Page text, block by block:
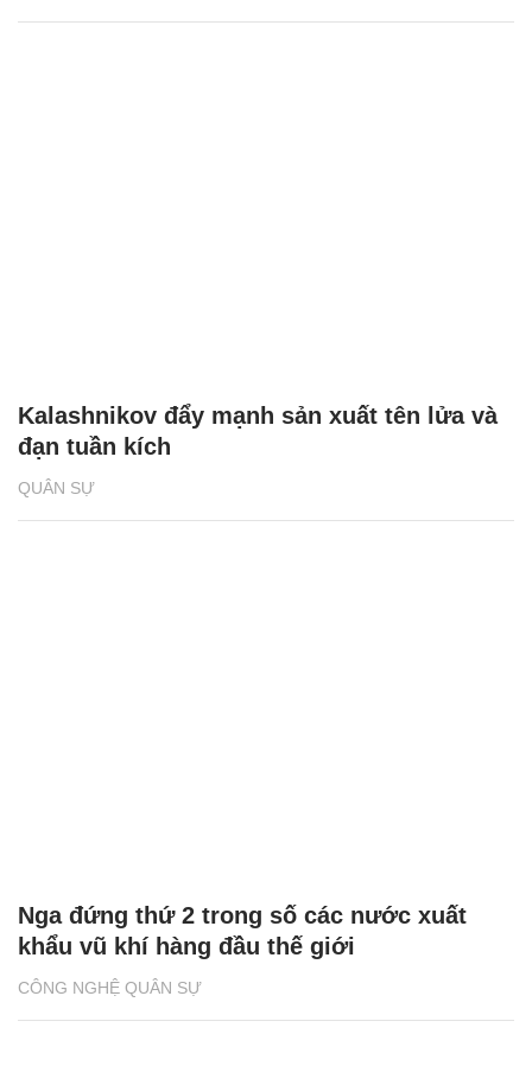
QUÂN SỰ
Kalashnikov đẩy mạnh sản xuất tên lửa và
đạn tuần kích
CÔNG NGHỆ QUÂN SỰ
Nga đứng thứ 2 trong số các nước xuất
khẩu vũ khí hàng đầu thế giới